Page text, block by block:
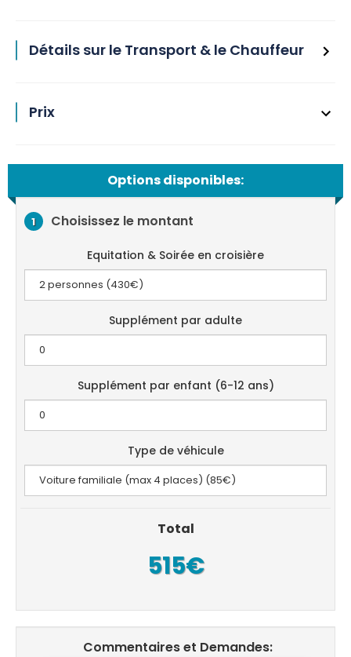
Détails sur le Transport & le Chauffeur
Prix
Options disponibles:
1 Choisissez le montant
Equitation & Soirée en croisière
Supplément par adulte
Supplément par enfant (6-12 ans)
Type de véhicule
Total
515€
Commentaires et Demandes: